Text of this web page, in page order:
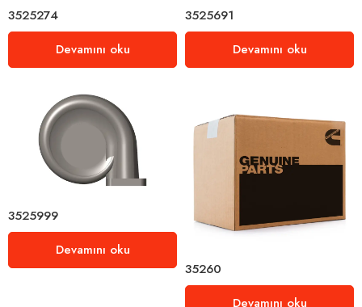
3525274
Devamını oku
3525691
Devamını oku
3525999
Devamını oku
35260
Devamını oku